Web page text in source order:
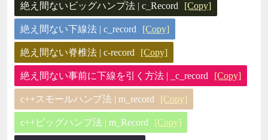
絶え間ないビッグハンプ法 | c_Record [Copy]
絶え間ない下線法 | c_record [Copy]
絶え間ない脊椎法 | c-record [Copy]
絶え間ない事前に下線を引く方法 | _c_record [Copy]
c++スモールハンプ法 | m_record [Copy]
c++ビッグハンプ法 | m_Record [Copy]